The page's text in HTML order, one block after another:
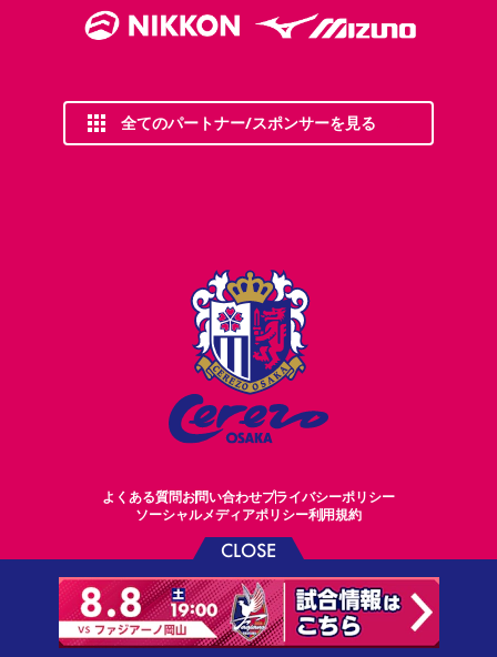
CLOSE
全てのパートナー/スポンサーを見る
よくある質問お問い合わせプライバシーポリシー
ソーシャルメディアポリシー利用規約
©CEREZO OSAKA CO.,LTD.